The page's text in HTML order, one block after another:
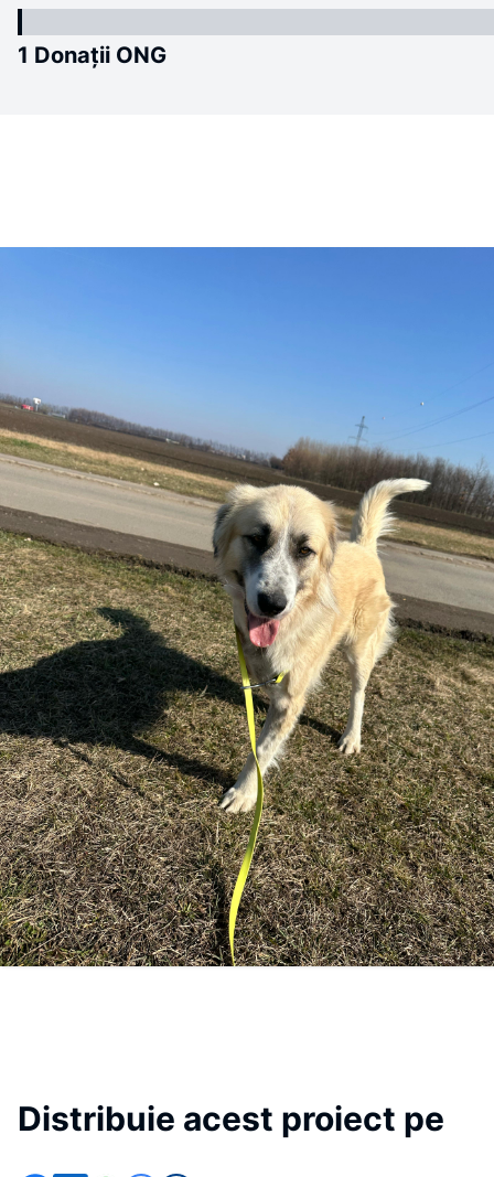
1 Donații ONG
Distribuie acest proiect pe